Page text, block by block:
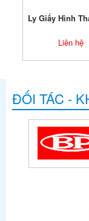
Ly Giấy Hình
Liên hệ
ĐỐI TÁC -